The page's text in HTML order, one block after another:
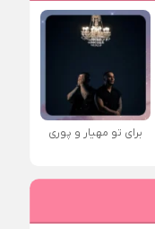
برای تو مهیار و پوری